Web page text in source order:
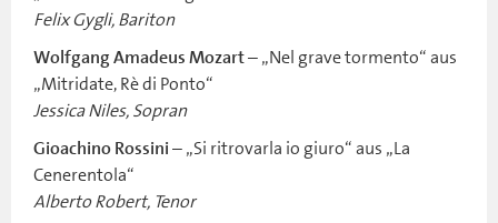
Felix Gygli, Bariton
Wolfgang Amadeus Mozart– „Nel grave tormento“ aus
„Mitridate, Rè di Ponto“
Jessica Niles, Sopran
Gioachino Rossini – „Si ritrovarla io giuro“ aus „La
Cenerentola“
Alberto Robert, Tenor